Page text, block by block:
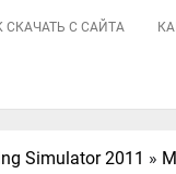
СКАЧАТЬ С САЙТА
Simulator 2011 »